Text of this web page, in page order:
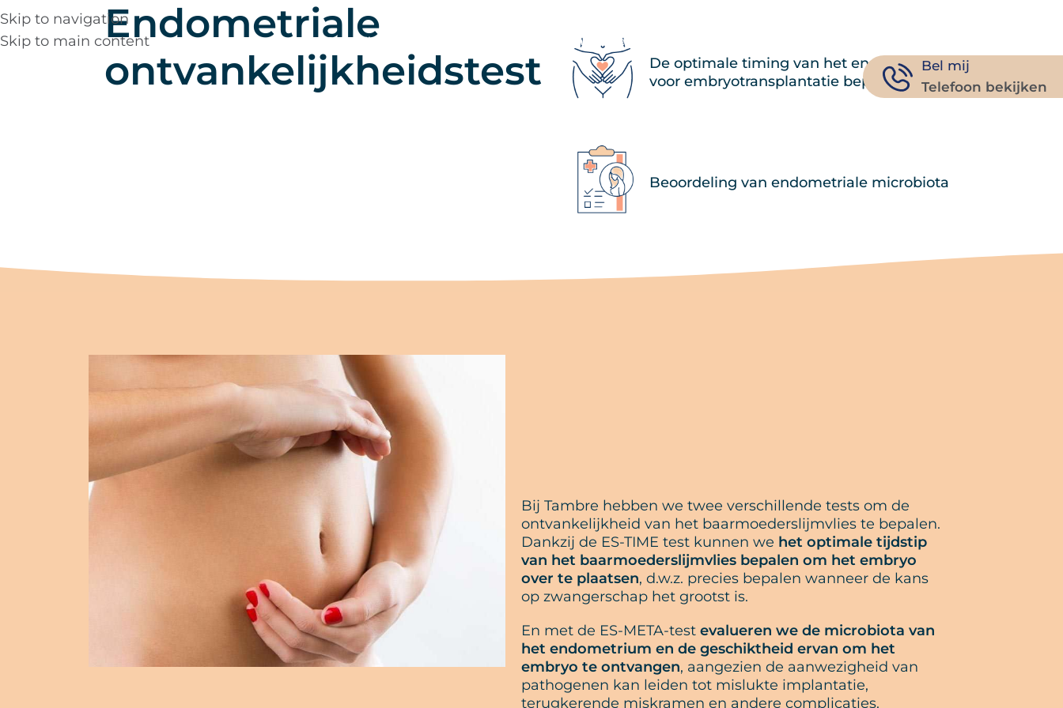
Skip to navigation
Skip to main content
Leer ons kennenSpecialiteiten Tambre Ervaring Succespercentages
Bel mij
Telefoon bekijken
Endometriale
ontvankelijkheidstest
De optimale timing van het endometrium
voor embryotransplantatie bepalen
Beoordeling van endometriale microbiota
Bij Tambre hebben we twee verschillende tests om de
ontvankelijkheid van het baarmoederslijmvlies te bepalen.
Dankzij de ES-TIME test kunnen we het optimale tijdstip
van het baarmoederslijmvlies bepalen om het embryo
over te plaatsen, d.w.z. precies bepalen wanneer de kans
op zwangerschap het grootst is.
En met de ES-META-testevalueren we de microbiota van
het endometrium en de geschiktheid ervan om het
embryo te ontvangen, aangezien de aanwezigheid van
pathogenen kan leiden tot mislukte implantatie,
terugkerende miskramen en andere complicaties.